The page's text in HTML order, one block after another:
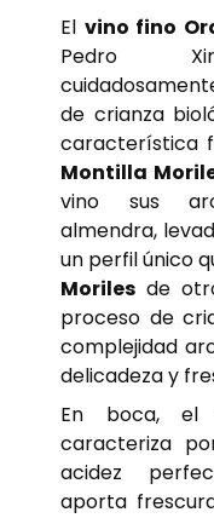
El vino fino
Pedro
de crianza
característica
Montilla
vino sus
almendra,
un perfil único
Moriles de
proceso de
complejidad
delicadeza y
En boca, el
caracteriza
acidez
aporta